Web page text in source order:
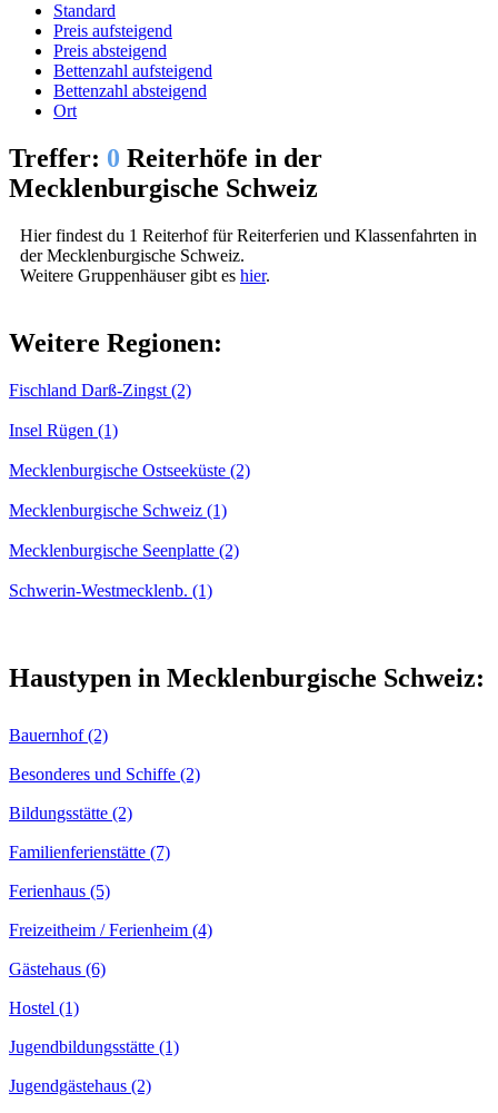
Standard
Preis aufsteigend
Preis absteigend
Bettenzahl aufsteigend
Bettenzahl absteigend
Ort
Treffer: 0 Reiterhöfe in der
Mecklenburgische Schweiz
Hier findest du 1 Reiterhof für Reiterferien und Klassenfahrten in
der Mecklenburgische Schweiz.
Weitere Gruppenhäuser gibt es hier.
Weitere Regionen:
Fischland Darß-Zingst (2)
Insel Rügen (1)
Mecklenburgische Ostseeküste (2)
Mecklenburgische Schweiz (1)
Mecklenburgische Seenplatte (2)
Schwerin-Westmecklenb. (1)
Haustypen in Mecklenburgische Schweiz:
Bauernhof (2)
Besonderes und Schiffe (2)
Bildungsstätte (2)
Familienferienstätte (7)
Ferienhaus (5)
Freizeitheim / Ferienheim (4)
Gästehaus (6)
Hostel (1)
Jugendbildungsstätte (1)
Jugendgästehaus (2)